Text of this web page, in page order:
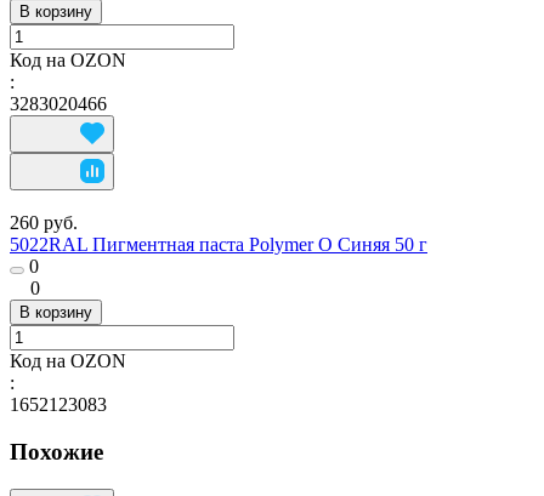
В корзину
Код на OZON
:
3283020466
260 руб.
5022RAL Пигментная паста Polymer O Синяя 50 г
0
0
В корзину
Код на OZON
:
1652123083
Похожие